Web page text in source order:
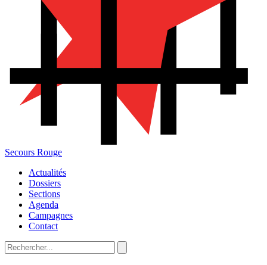
Secours Rouge
Actualités
Dossiers
Sections
Agenda
Campagnes
Contact